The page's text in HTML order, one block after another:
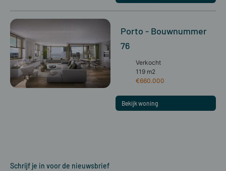
Porto - Bouwnummer
76
Verkocht
119 m2
€660.000
Bekijk woning
Schrijf je in voor de nieuwsbrief